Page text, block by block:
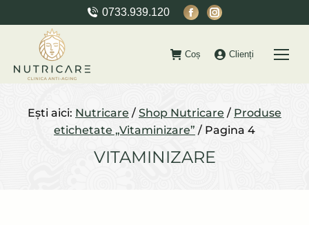
0733.939.120
Facebook
page
in
Instagram
page
in
Coș Clienți
Ești aici: Nutricare / Shop Nutricare / Produse
etichetate „Vitaminizare” / Pagina 4
VITAMINIZARE